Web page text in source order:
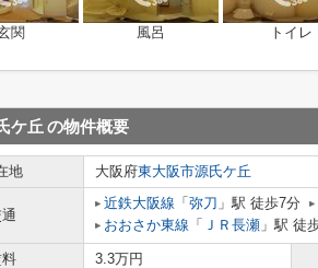
関 風呂 トイレ
ケ丘 の物件概要
地 大阪府東大阪市源氏ケ丘
近鉄大阪線 「 弥刀 」駅 徒歩7分
おおさか東線 「 ＪＲ長瀬 」駅 徒
3.3万円